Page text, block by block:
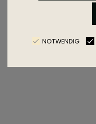
NOTWENDIG